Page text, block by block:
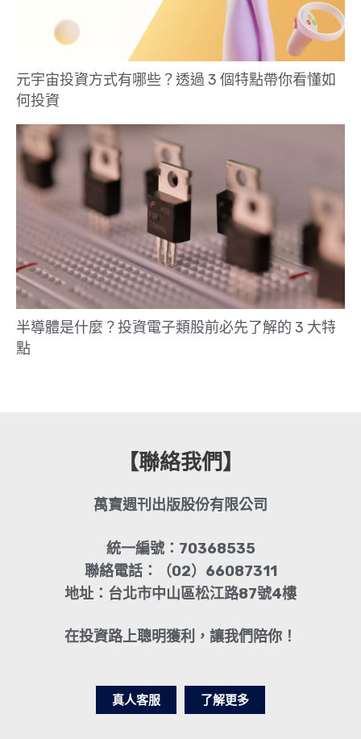
元宇宙投資方式有哪些？透過 3 個特點帶你看懂如
何投資
半導體是什麼？投資電子類股前必先了解的 3 大特
點
【聯絡我們】
萬寶週刊出版股份有限公司
統一編號：70368535
聯絡電話：（02）66087311
地址：台北市中山區松江路87號4樓
在投資路上聰明獲利，讓我們陪你！
真人客服 了解更多